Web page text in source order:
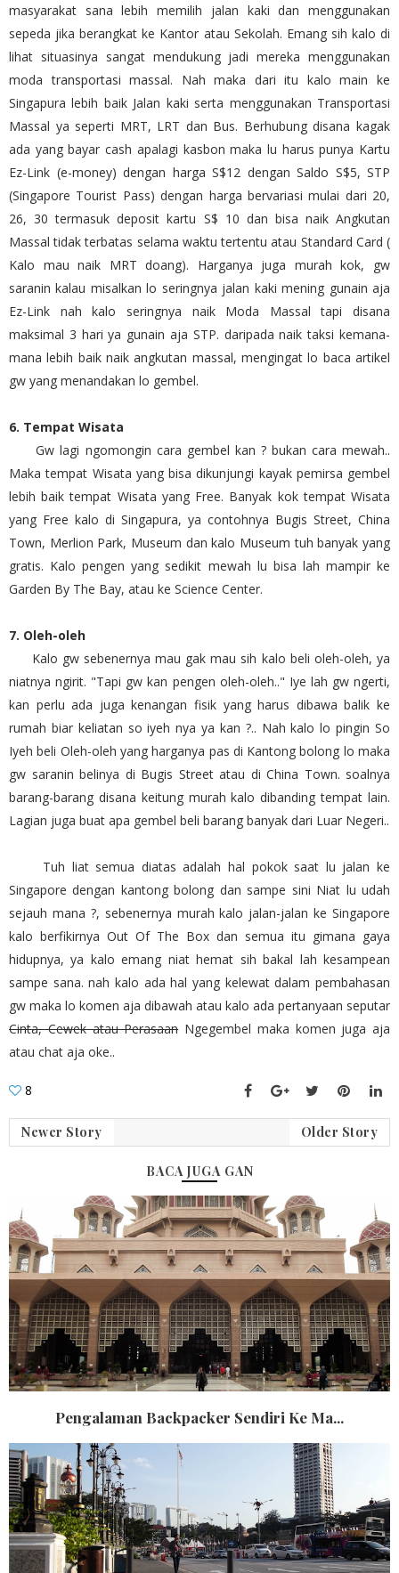
masyarakat sana lebih memilih jalan kaki dan menggunakan
sepeda jika berangkat ke Kantor atau Sekolah. Emang sih kalo di
lihat situasinya sangat mendukung jadi mereka menggunakan
moda transportasi massal. Nah maka dari itu kalo main ke
Singapura lebih baik Jalan kaki serta menggunakan Transportasi
Massal ya seperti MRT, LRT dan Bus. Berhubung disana kagak
ada yang bayar cash apalagi kasbon maka lu harus punya Kartu
Ez-Link (e-money) dengan harga S$12 dengan Saldo S$5, STP
(Singapore Tourist Pass) dengan harga bervariasi mulai dari 20,
26, 30 termasuk deposit kartu S$ 10 dan bisa naik Angkutan
Massal tidak terbatas selama waktu tertentu atau Standard Card (
Kalo mau naik MRT doang). Harganya juga murah kok, gw
saranin kalau misalkan lo seringnya jalan kaki mening gunain aja
Ez-Link nah kalo seringnya naik Moda Massal tapi disana
maksimal 3 hari ya gunain aja STP. daripada naik taksi kemana-
mana lebih baik naik angkutan massal, mengingat lo baca artikel
gw yang menandakan lo gembel.
6. Tempat Wisata
Gw lagi ngomongin cara gembel kan ? bukan cara mewah..
Maka tempat Wisata yang bisa dikunjungi kayak pemirsa gembel
lebih baik tempat Wisata yang Free. Banyak kok tempat Wisata
yang Free kalo di Singapura, ya contohnya Bugis Street, China
Town, Merlion Park, Museum dan kalo Museum tuh banyak yang
gratis. Kalo pengen yang sedikit mewah lu bisa lah mampir ke
Garden By The Bay, atau ke Science Center.
7. Oleh-oleh
Kalo gw sebenernya mau gak mau sih kalo beli oleh-oleh, ya
niatnya ngirit. "Tapi gw kan pengen oleh-oleh.." Iye lah gw ngerti,
kan perlu ada juga kenangan fisik yang harus dibawa balik ke
rumah biar keliatan so iyeh nya ya kan ?.. Nah kalo lo pingin So
Iyeh beli Oleh-oleh yang harganya pas di Kantong bolong lo maka
gw saranin belinya di Bugis Street atau di China Town. soalnya
barang-barang disana keitung murah kalo dibanding tempat lain.
Lagian juga buat apa gembel beli barang banyak dari Luar Negeri..
Tuh liat semua diatas adalah hal pokok saat lu jalan ke
Singapore dengan kantong bolong dan sampe sini Niat lu udah
sejauh mana ?, sebenernya murah kalo jalan-jalan ke Singapore
kalo berfikirnya Out Of The Box dan semua itu gimana gaya
hidupnya, ya kalo emang niat hemat sih bakal lah kesampean
sampe sana. nah kalo ada hal yang kelewat dalam pembahasan
gw maka lo komen aja dibawah atau kalo ada pertanyaan seputar
Cinta, Cewek atau PerasaanNgegembel maka komen juga aja
atau chat aja oke..
8
Newer Story Older Story
BACA JUGA GAN
Pengalaman Backpacker Sendiri Ke Ma...